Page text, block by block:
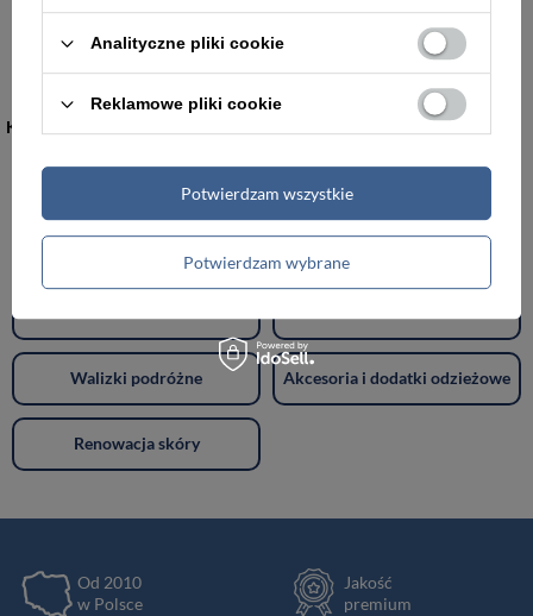
SMARTWATCH DAMSKI Rubicon RNCE97 - WYKONYWANIE POŁĄCZEŃ, CIŚNIENIE KRWI (sr041d)
219,00 zł 219,00 zł
KATEGORIE
Walizki podróżne Akcesoria i dodatki odzieżowe
Renowacja skóry
Od 2010
w Polsce
Jakość
premium
Analityczne pliki cookie
Reklamowe pliki cookie
Potwierdzam wybrane
Potwierdzam wszystkie